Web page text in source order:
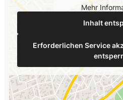
Mehr
Inhalt
Erforderlichen Service